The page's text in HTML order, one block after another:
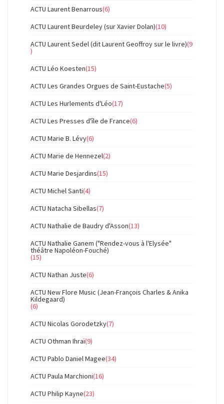
ACTU Laurent Benarrous(6)
ACTU Laurent Beurdeley (sur Xavier Dolan)(10)
ACTU Laurent Sedel (dit Laurent Geoffroy sur le livre)(9
)
ACTU Léo Koesten(15)
ACTU Les Grandes Orgues de Saint-Eustache(5)
ACTU Les Hurlements d'Léo(17)
ACTU Les Presses d'île de France(6)
ACTU Marie B. Lévy(6)
ACTU Marie de Hennezel(2)
ACTU Marie Desjardins(15)
ACTU Michel Santi(4)
ACTU Natacha Sibellas(7)
ACTU Nathalie de Baudry d'Asson(13)
ACTU Nathalie Ganem ("Rendez-vous à l'Elysée"
théâtre Napoléon-Fouché)
(15)
ACTU Nathan Juste(6)
ACTU New Flore Music (Jean-François Charles & Anika
Kildegaard)
(6)
ACTU Nicolas Gorodetzky(7)
ACTU Othman Ihraï(9)
ACTU Pablo Daniel Magee(34)
ACTU Paula Marchioni(16)
ACTU Philip Kayne(23)